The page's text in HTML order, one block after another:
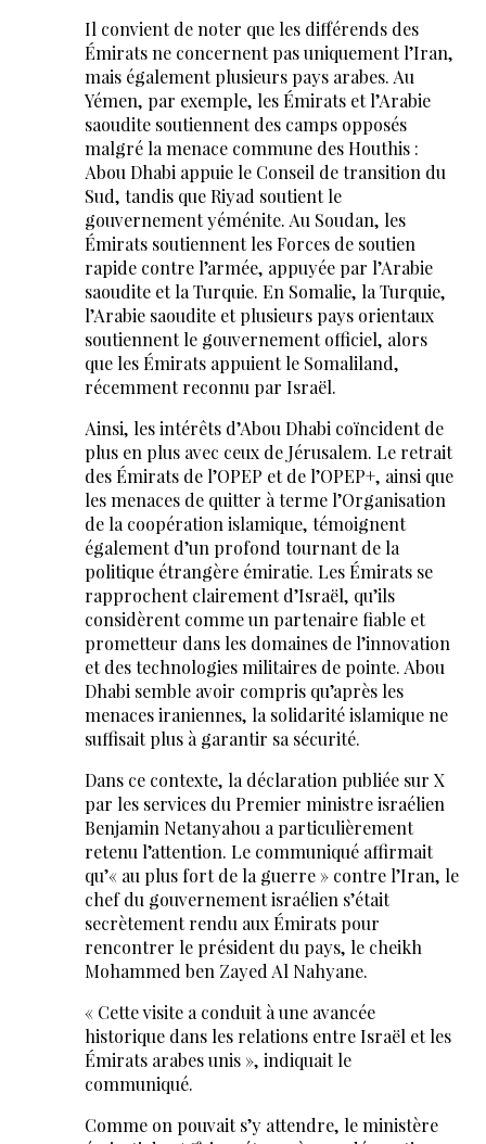
Il convient de noter que les différends des
Émirats ne concernent pas uniquement l’Iran,
mais également plusieurs pays arabes. Au
Yémen, par exemple, les Émirats et l’Arabie
saoudite soutiennent des camps opposés
malgré la menace commune des Houthis :
Abou Dhabi appuie le Conseil de transition du
Sud, tandis que Riyad soutient le
gouvernement yéménite. Au Soudan, les
Émirats soutiennent les Forces de soutien
rapide contre l’armée, appuyée par l’Arabie
saoudite et la Turquie. En Somalie, la Turquie,
l’Arabie saoudite et plusieurs pays orientaux
soutiennent le gouvernement officiel, alors
que les Émirats appuient le Somaliland,
récemment reconnu par Israël.
Ainsi, les intérêts d’Abou Dhabi coïncident de
plus en plus avec ceux de Jérusalem. Le retrait
des Émirats de l’OPEP et de l’OPEP+, ainsi que
les menaces de quitter à terme l’Organisation
de la coopération islamique, témoignent
également d’un profond tournant de la
politique étrangère émiratie. Les Émirats se
rapprochent clairement d’Israël, qu’ils
considèrent comme un partenaire fiable et
prometteur dans les domaines de l’innovation
et des technologies militaires de pointe. Abou
Dhabi semble avoir compris qu’après les
menaces iraniennes, la solidarité islamique ne
suffisait plus à garantir sa sécurité.
Dans ce contexte, la déclaration publiée sur X
par les services du Premier ministre israélien
Benjamin Netanyahou a particulièrement
retenu l’attention. Le communiqué affirmait
qu’« au plus fort de la guerre » contre l’Iran, le
chef du gouvernement israélien s’était
secrètement rendu aux Émirats pour
rencontrer le président du pays, le cheikh
Mohammed ben Zayed Al Nahyane.
« Cette visite a conduit à une avancée
historique dans les relations entre Israël et les
Émirats arabes unis », indiquait le
communiqué.
Comme on pouvait s’y attendre, le ministère